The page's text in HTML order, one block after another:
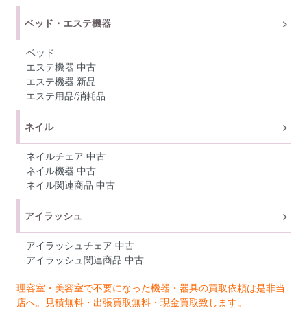
ベッド・エステ機器
ベッド
エステ機器 中古
エステ機器 新品
エステ用品/消耗品
ネイル
ネイルチェア 中古
ネイル機器 中古
ネイル関連商品 中古
アイラッシュ
アイラッシュチェア 中古
アイラッシュ関連商品 中古
理容室・美容室で不要になった機器・器具の買取依頼は是非当
店へ。見積無料・出張買取無料・現金買取致します。